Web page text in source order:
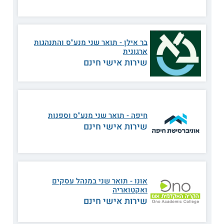
שמתקיימים בהפרדה בין נשים לגברים.תואר שני במנהל עסקים
לדתייםניתן למצוא נכון להיום רק בקמפוס לב, המיועד לגברים.
המסלול שואף לפתח מיומנויות ניהוליות רב תחומיות בקרב
הסטודנטים ולאפשר להם לפתח קריירה ניהולית.
חודשים בערך. היא נלמדת במסלול ללא כתיבת תזה בלבד. במוסד
הלימוד מתקיימים כמה מסלולי התמחות בתואר השני. אלה
כוללים תואר שני במנהל עסקים בהתמחות מימון וניהול פיננסי,
ניהול כללי, בו שמים דגש על ענף משאבי האנוש.
שני במנהל עסקים
שני במנהל עסקים בשרון
תואר שני במנהל עסקים בשומרון
בר אילן - תואר שני מנע"ס והתנהגות
ארגונית
שירות אישי חינם
חיפה - תואר שני מנע"ס וספנות
שירות אישי חינם
אונו - תואר שני במנהל עסקים
ואקטואריה
שירות אישי חינם